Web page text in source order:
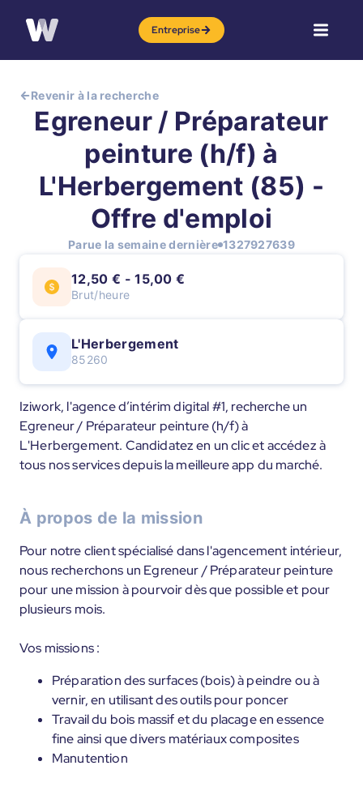
Entreprise
Revenir à la recherche
Egreneur / Préparateur
peinture (h/f) à
L'Herbergement (85) -
Offre d'emploi
Parue la semaine dernière 1327927639
12,50 € - 15,00 €
Brut/heure
L'Herbergement
85260
Iziwork, l'agence d’intérim digital #1, recherche un
Egreneur / Préparateur peinture (h/f) à
L'Herbergement. Candidatez en un clic et accédez à
tous nos services depuis la meilleure app du marché.
À propos de la mission
Pour notre client spécialisé dans l'agencement intérieur,
nous recherchons un Egreneur / Préparateur peinture
pour une mission à pourvoir dès que possible et pour
plusieurs mois.
Vos missions :
Préparation des surfaces (bois) à peindre ou à
vernir, en utilisant des outils pour poncer
Travail du bois massif et du placage en essence
fine ainsi que divers matériaux composites
Manutention